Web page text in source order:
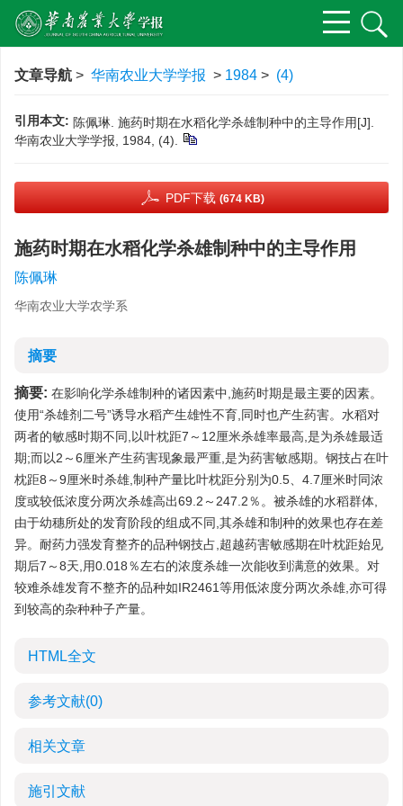
文章导航 > 华南农业大学学报 > 1984 > (4)
引用本文: 陈佩琳. 施药时期在水稻化学杀雄制种中的主导作用[J].
华南农业大学学报, 1984, (4).
PDF下载 (674 KB)
施药时期在水稻化学杀雄制种中的主导作用
陈佩琳
华南农业大学农学系
摘要
摘要: 在影响化学杀雄制种的诸因素中,施药时期是最主要的因素。
使用“杀雄剂二号”诱导水稻产生雄性不育,同时也产生药害。水稻对
两者的敏感时期不同,以叶枕距7～12厘米杀雄率最高,是为杀雄最适
期;而以2～6厘米产生药害现象最严重,是为药害敏感期。钢技占在叶
枕距8～9厘米时杀雄,制种产量比叶枕距分别为0.5、4.7厘米时同浓
度或较低浓度分两次杀雄高出69.2～247.2％。被杀雄的水稻群体,
由于幼穗所处的发育阶段的组成不同,其杀雄和制种的效果也存在差
异。耐药力强发育整齐的品种钢技占,超越药害敏感期在叶枕距始见
期后7～8天,用0.018％左右的浓度杀雄一次能收到满意的效果。对
较难杀雄发育不整齐的品种如IR2461等用低浓度分两次杀雄,亦可得
到较高的杂种种子产量。
HTML全文
参考文献(0)
相关文章
施引文献